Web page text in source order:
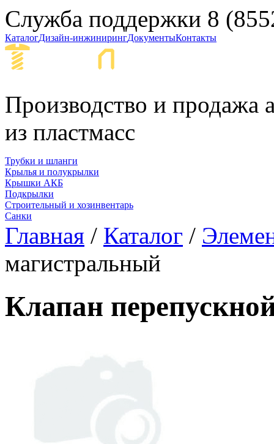
Служба поддержки 8
КаталогДизайн-инжинирингДокументыКонтакты
Производство и продажа
из пластмасс
Трубки и шланги
Крылья и полукрылки
Крышки АКБ
Подкрылки
Строительный и хозинвентарь
Санки
Главная / Каталог /
магистральный
Клапан